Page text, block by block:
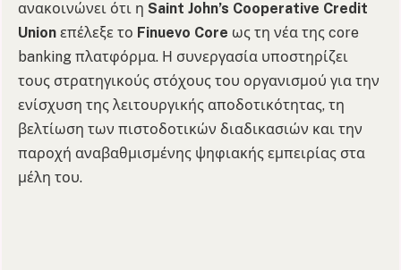
ανακοινώνει ότι η Saint John’s Cooperative Credit
Union επέλεξε το Finuevo Core ως τη νέα της core
banking πλατφόρμα. Η συνεργασία υποστηρίζει
τους στρατηγικούς στόχους του οργανισμού για την
ενίσχυση της λειτουργικής αποδοτικότητας, τη
βελτίωση των πιστοδοτικών διαδικασιών και την
παροχή αναβαθμισμένης ψηφιακής εμπειρίας στα
μέλη του.